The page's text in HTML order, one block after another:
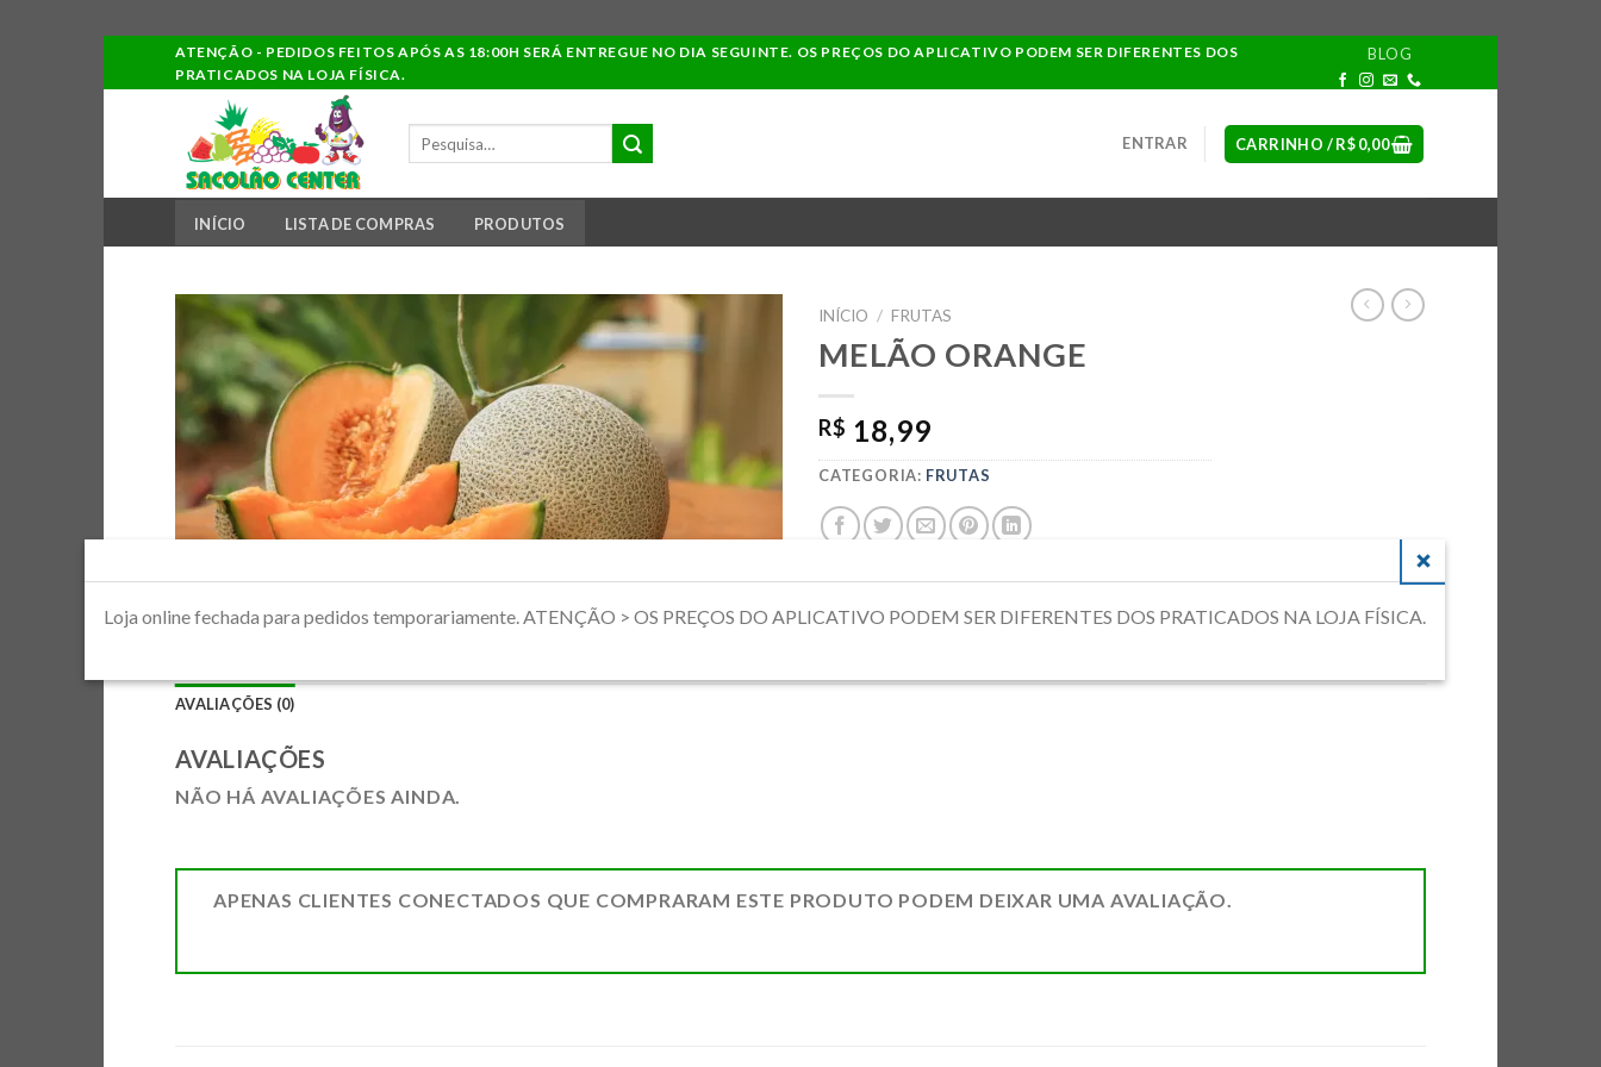
ATENÇÃO - PEDIDOS FEITOS APÓS AS 18:00H SERÁ ENTREGUE NO DIA SEGUINTE. OS PREÇOS DO APLICATIVO PODEM SER DIFERENTES DOS
PRATICADOS NA LOJA FÍSICA.
BLOG
PESQUISAR
POR:
ENTRAR CARRINHO /R$0,00
INÍCIO LISTA DE COMPRAS PRODUTOS
A LISTA DE
COMPRAS
INÍCIO / FRUTAS
MELÃO ORANGE
R$ 18,99
CATEGORIA: FRUTAS
AVALIAÇÕES (0)
AVALIAÇÕES
NÃO HÁ AVALIAÇÕES AINDA.
APENAS CLIENTES CONECTADOS QUE COMPRARAM ESTE PRODUTO PODEM DEIXAR UMA AVALIAÇÃO.
Loja online fechada para pedidos temporariamente. ATENÇÃO > OS PREÇOS DO APLICATIVO PODEM SER DIFERENTES DOS PRATICADOS NA LOJA FÍSICA.